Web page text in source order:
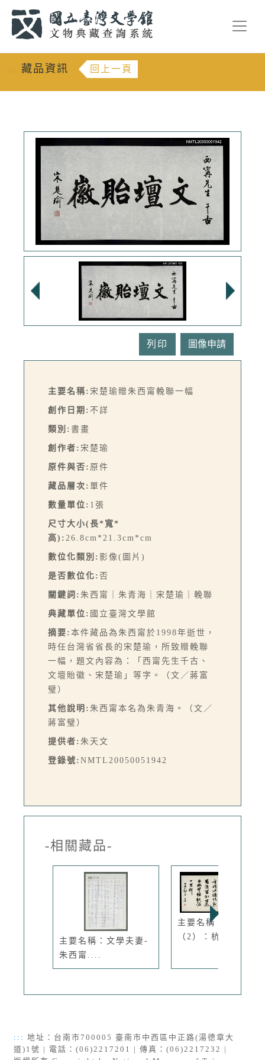
::: 藏品資訊 回上一頁
列印
主要名稱: 宋楚瑜贈朱西甯輓聯一幅
創作日期: 不詳
類別: 書畫
創作者: 宋楚瑜
原件與否: 原件
藏品層次: 單件
數量單位: 1張
尺寸大小(長*寬*
高): 26.8cm*21.3cm*cm
數位化類別: 影像(圖片)
是否數位化: 否
關鍵詞: 朱西甯｜朱青海｜宋楚瑜｜輓聯
典藏單位: 國立臺灣文學館
摘要: 本件藏品為朱西甯於1998年逝世，
時任台灣省省長的宋楚瑜，所致贈輓聯
一幅，題文內容為：「西甯先生千古、
文壇貽徽、宋楚瑜」等字。（文／蔣富
璧）
其他說明: 朱西甯本名為朱青海。（文／
蔣富璧）
提供者: 朱天文
登錄號: NMTL20050051942
-相關藏品-
主要名稱：文學夫妻-
朱西甯....
主要名稱：卜寧墨蹟
（2）：杭...
::: 地址：台南市700005 臺南市中西區中正路(湯德章大
道)1號 | 電話：(06)2217201 | 傳真：(06)2217232 |